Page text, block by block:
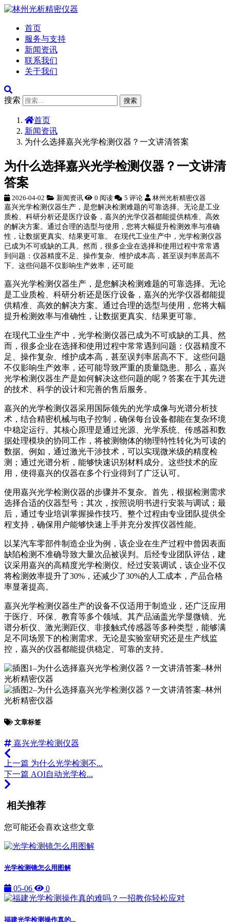
首页
服务与支持
新闻资讯
联系我们
关于我们
搜索 搜索
首页
新闻资讯
为什么选择嘉兴光学检测仪器？一文讲清答案
为什么选择嘉兴光学检测仪器？一文讲清
答案
2026-04-02 新闻资讯 0 阅读 5 评论 林州光析精密仪器
嘉兴光学检测仪器生产，是您解决检测难题的可靠选择。无论是工业
质检、科研分析还是医疗设备，嘉兴的光学仪器都能提供精准、高效
的解决方案。通过合理的选型与使用，您将大幅提升检测效率与准确
性，让数据更真实、结果更可靠。 在现代工业生产中，光学检测仪器
已成为不可或缺的工具。然而，很多企业在选择和使用过程中常常遇
到问题：仪器精度不足、操作复杂、维护成本高，甚至误判率居高不
下。这些问题不仅影响生产效率，还可能
嘉兴光学检测仪器生产，是您解决检测难题的可靠选择。无论
是工业质检、科研分析还是医疗设备，嘉兴的光学仪器都能提
供精准、高效的解决方案。通过合理的选型与使用，您将大幅
提升检测效率与准确性，让数据更真实、结果更可靠。
在现代工业生产中，光学检测仪器已成为不可或缺的工具。然
而，很多企业在选择和使用过程中常常遇到问题：仪器精度不
足、操作复杂、维护成本高，甚至误判率居高不下。这些问题
不仅影响生产效率，还可能导致严重的质量隐患。那么，嘉兴
光学检测仪器生产是如何解决这些问题的呢？答案在于其先进
的技术、科学的设计和完善的售后服务。
嘉兴的光学检测仪器采用国际领先的光学成像与光谱分析技
术，结合精密机械与电子控制，确保每台设备都能在复杂环境
中稳定运行。其核心原理是通过光源、光学系统、传感器和数
据处理模块的协同工作，将被测物体的物理特性转化为可读的
数据。例如，通过激光干涉技术，可以实现微米级的精度检
测；通过光谱分析，能够快速识别材料成分。这些技术的应
用，使得嘉兴的仪器在多个行业得到了广泛认可。
使用嘉兴光学检测仪器的步骤并不复杂。首先，根据检测需求
选择合适的仪器型号；其次，按照说明书进行安装与调试；最
后，通过专业培训掌握操作技巧。整个过程由专业团队提供全
程支持，确保用户能够快速上手并充分发挥仪器性能。
以某汽车零部件制造企业为例，该企业在生产过程中曾因表面
缺陷检测不准确导致大量次品被误判。后经专业团队评估，建
议采用嘉兴的高精度光学检测仪。经过安装调试，该企业不仅
将检测效率提升了30%，还减少了30%的人工成本，产品合格
率显著提高。
嘉兴光学检测仪器生产的设备不仅适用于制造业，还广泛应用
于医疗、环保、教育等多个领域。其产品涵盖光学显微镜、光
谱分析仪、激光测距仪、非接触式传感器等多种类型，能够满
足不同场景下的检测需求。无论是实验室研究还是生产线监
控，嘉兴的仪器都能提供稳定、可靠的支持。
文章标签
嘉兴光学检测仪器
上一篇 为什么光学检测不...
下一篇 AOI自动光学检...
相关推荐
您可能还会喜欢这些文章
光学检测镜怎么用图解
05-06 0
福建光学检测操作真的...